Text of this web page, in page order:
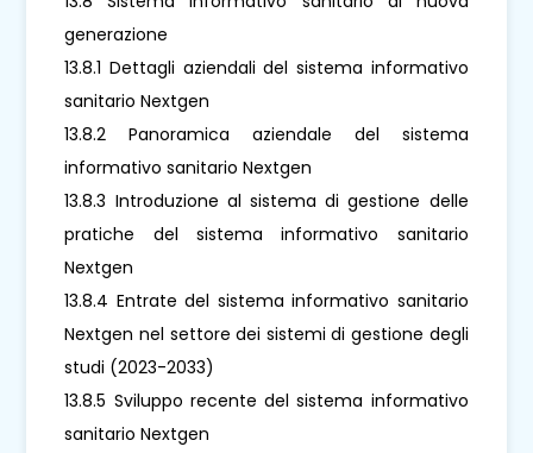
generazione
13.8.1 Dettagli aziendali del sistema informativo
sanitario Nextgen
13.8.2 Panoramica aziendale del sistema
informativo sanitario Nextgen
13.8.3 Introduzione al sistema di gestione delle
pratiche del sistema informativo sanitario
Nextgen
13.8.4 Entrate del sistema informativo sanitario
Nextgen nel settore dei sistemi di gestione degli
studi (2023-2033)
13.8.5 Sviluppo recente del sistema informativo
sanitario Nextgen